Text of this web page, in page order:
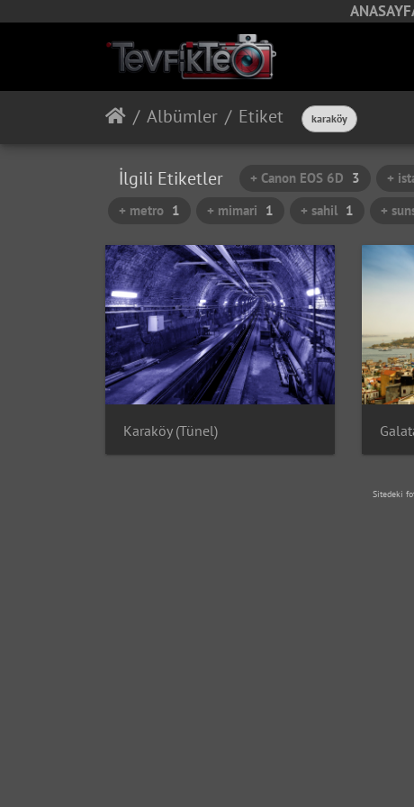
Albümler Etiket karaköy
İlgili Etiketler + Canon EOS 6D 3 +
+ metro 1 + mimari 1 + sahil 1 +
Karaköy (Tünel)
Sitedeki